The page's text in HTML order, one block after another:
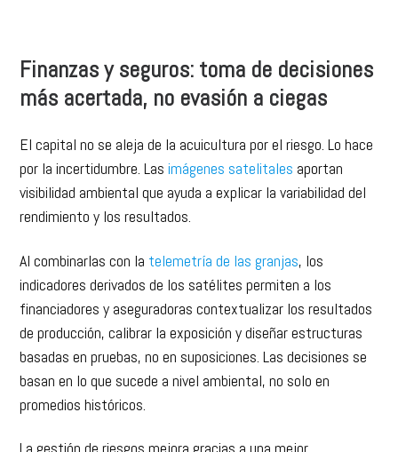
Finanzas y seguros: toma de decisiones
más acertada, no evasión a ciegas
El capital no se aleja de la acuicultura por el riesgo. Lo hace
por la incertidumbre. Lasimágenes satelitales aportan
visibilidad ambiental que ayuda a explicar la variabilidad del
rendimiento y los resultados.
Al combinarlas con la telemetría de las granjas, los
indicadores derivados de los satélites permiten a los
financiadores y aseguradoras contextualizar los resultados
de producción, calibrar la exposición y diseñar estructuras
basadas en pruebas, no en suposiciones. Las decisiones se
basan en lo que sucede a nivel ambiental, no solo en
promedios históricos.